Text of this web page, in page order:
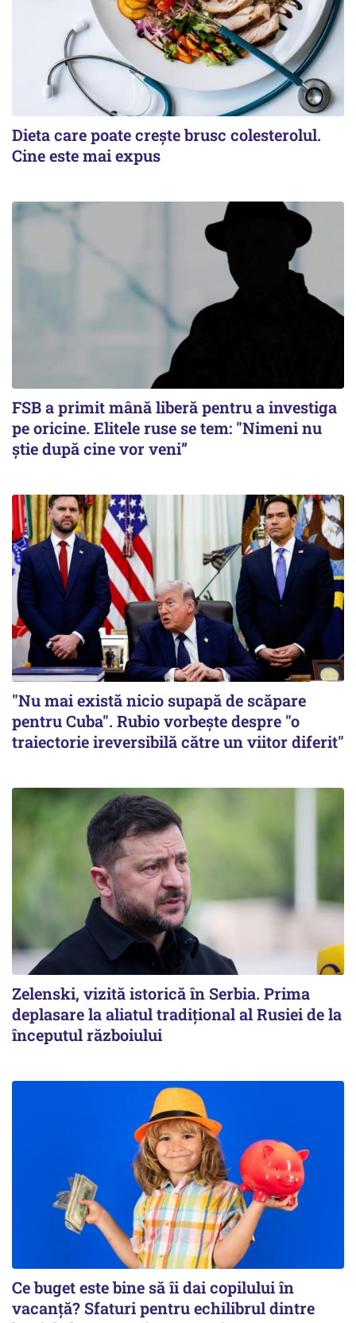
Dieta care poate crește brusc colesterolul.
Cine este mai expus
FSB a primit mână liberă pentru a investiga
pe oricine. Elitele ruse se tem: "Nimeni nu
știe după cine vor veni”
"Nu mai există nicio supapă de scăpare
pentru Cuba". Rubio vorbește despre "o
traiectorie ireversibilă către un viitor diferit"
Zelenski, vizită istorică în Serbia. Prima
deplasare la aliatul tradițional al Rusiei de la
începutul războiului
Ce buget este bine să îi dai copilului în
vacanță? Sfaturi pentru echilibrul dintre